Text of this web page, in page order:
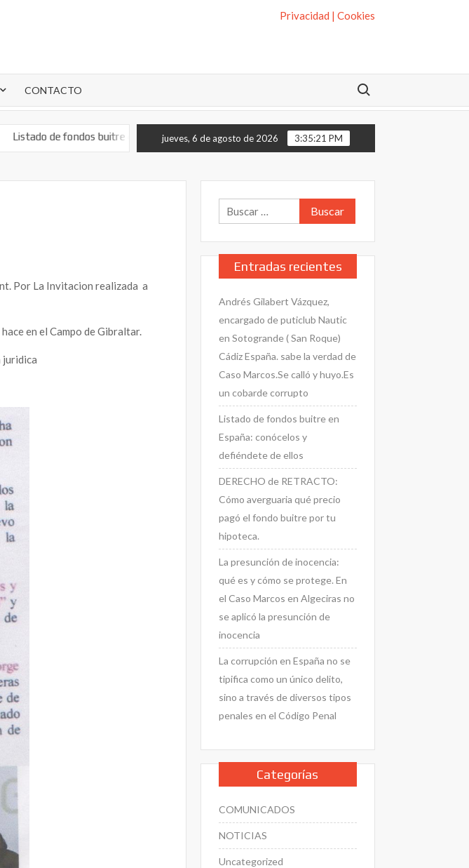
Privacidad | Cookies
CONTACTO
Buscar:
fondos buitre en España: conócelos y defiéndete de ellos DERECHO de RETRACTO: Cómo
jueves, 6 de agosto de 2026 3:35:22 PM
Por La Invitacion realizada a
en el Campo de Gibraltar.
juridica
Buscar:
Entradas recientes
Andrés Gilabert Vázquez,
encargado de puticlub Nautic
en Sotogrande ( San Roque)
Cádiz España. sabe la verdad de
Caso Marcos.Se calló y huyo.Es
un cobarde corrupto
Listado de fondos buitre en
España: conócelos y
defiéndete de ellos
DERECHO de RETRACTO:
Cómo averguaria qué precio
pagó el fondo buitre por tu
hipoteca.
La presunción de inocencia:
qué es y cómo se protege. En
el Caso Marcos en Algeciras no
se aplicó la presunción de
inocencia
La corrupción en España no se
tipifica como un único delito,
sino a través de diversos tipos
penales en el Código Penal
Categorías
COMUNICADOS
NOTICIAS
Uncategorized